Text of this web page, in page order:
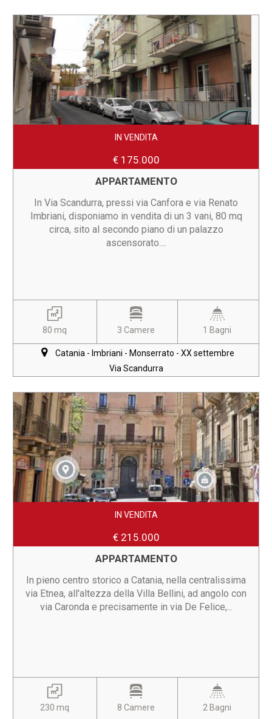
IN VENDITA
€ 175.000
APPARTAMENTO
In Via Scandurra, pressi via Canfora e via Renato
Imbriani, disponiamo in vendita di un 3 vani, 80 mq
circa, sito al secondo piano di un palazzo
ascensorato....
80 mq 3 Camere 1 Bagni
Catania - Imbriani - Monserrato - XX settembre
Via Scandurra
IN VENDITA
€ 215.000
APPARTAMENTO
In pieno centro storico a Catania, nella centralissima
via Etnea, all'altezza della Villa Bellini, ad angolo con
via Caronda e precisamente in via De Felice,...
230 mq 8 Camere 2 Bagni